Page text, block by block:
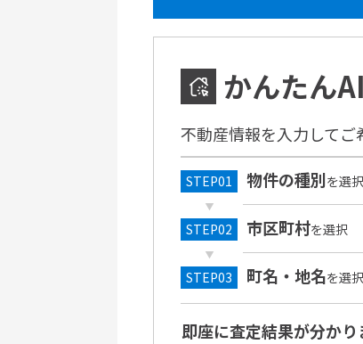
かんたん
不動産情報を入力して
物件の種別を選択
市区町村を選択
町名・地名を選択
即座に査定結果が分かり